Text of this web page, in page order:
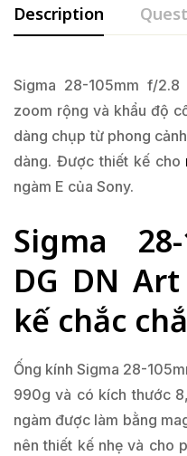
Description
Sigma 28-105mm f/
zoom rộng và khẩu độ
dàng chụp từ phong
dàng. Được thiết kế cho
ngàm E của Sony.
Sigma
DG DN
kế chắc
Ống kính Sigma 28-
990g và có kích thước
ngàm được làm bằng
nên thiết kế nhẹ và cho